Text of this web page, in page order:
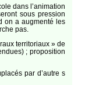
dans l’animation
sous pression
on a augmenté les
pas.
territoriaux » de
; proposition
par d’autre s